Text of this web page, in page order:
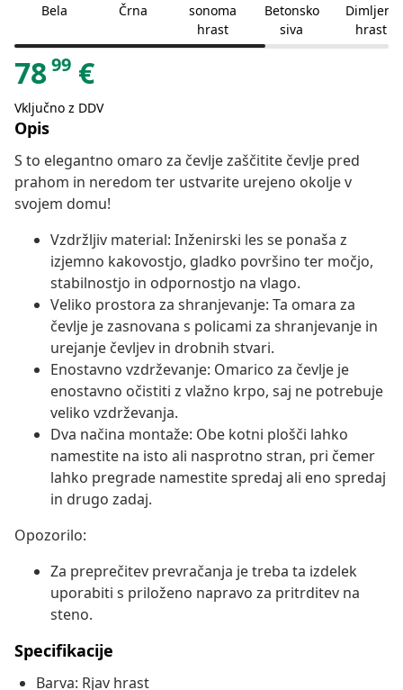
Bela Črna
sonoma
hrast
Betonsko
siva
Dimljeni
hrast
7899 €
Vključno z DDV
Opis
S to elegantno omaro za čevlje zaščitite čevlje pred
prahom in neredom ter ustvarite urejeno okolje v
svojem domu!
Vzdržljiv material: Inženirski les se ponaša z
izjemno kakovostjo, gladko površino ter močjo,
stabilnostjo in odpornostjo na vlago.
Veliko prostora za shranjevanje: Ta omara za
čevlje je zasnovana s policami za shranjevanje in
urejanje čevljev in drobnih stvari.
Enostavno vzdrževanje: Omarico za čevlje je
enostavno očistiti z vlažno krpo, saj ne potrebuje
veliko vzdrževanja.
Dva načina montaže: Obe kotni plošči lahko
namestite na isto ali nasprotno stran, pri čemer
lahko pregrade namestite spredaj ali eno spredaj
in drugo zadaj.
Opozorilo:
Za preprečitev prevračanja je treba ta izdelek
uporabiti s priloženo napravo za pritrditev na
steno.
Specifikacije
Barva: Rjav hrast